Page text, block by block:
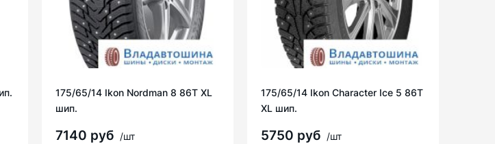
175/65/14 Ikon Nordman 8 86T XL
шип.
7140 руб /шт
175/65/14 Ikon Character Ice 5 86T
XL шип.
5750 руб /шт